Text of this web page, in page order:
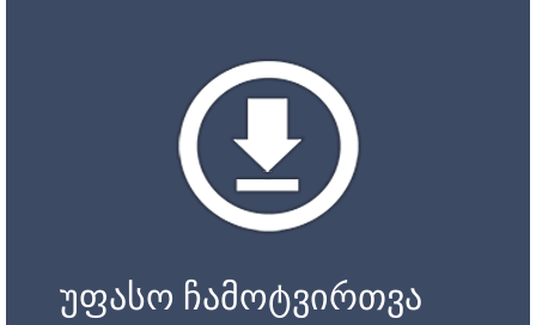
უფასო ჩამოტვირთვა